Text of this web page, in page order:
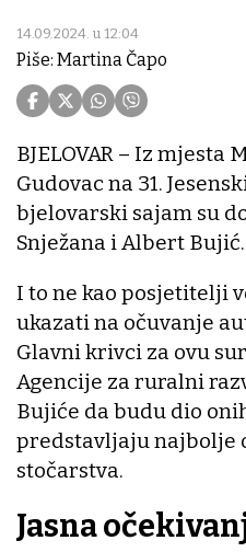
14.09.2024. u 12:04
Piše: Martina Čapo
BJELOVAR – Iz mjesta
Gudovac na 31.
bjelovarski sajam su
Snježana i Albert Bujić.
I to ne kao posjetitelji
ukazati na očuvanje
Glavni krivci za ovu
Agencije za ruralni
Bujiće da budu dio
predstavljaju najbolje
stočarstva.
Jasna